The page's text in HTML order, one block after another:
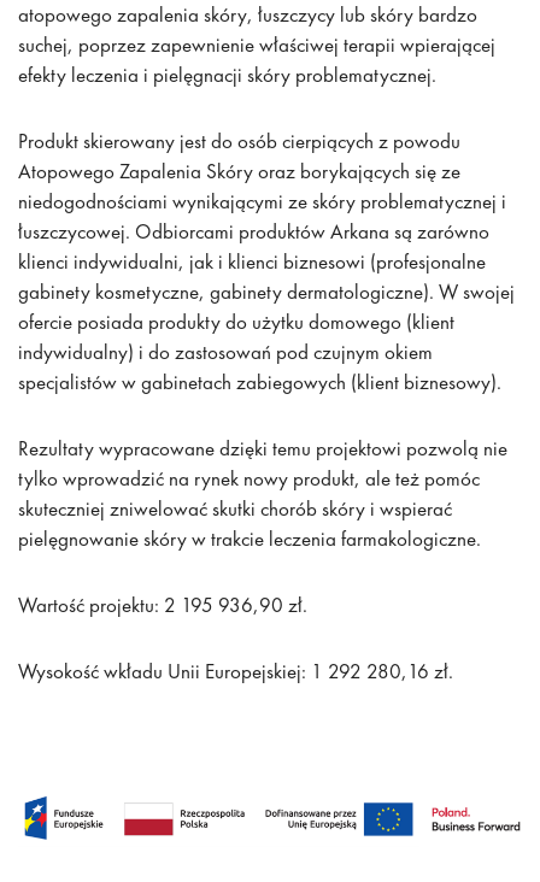
atopowego zapalenia skóry, łuszczycy lub skóry bardzo
suchej, poprzez zapewnienie właściwej terapii wpierającej
efekty leczenia i pielęgnacji skóry problematycznej.
Produkt skierowany jest do osób cierpiących z powodu
Atopowego Zapalenia Skóry oraz borykających się ze
niedogodnościami wynikającymi ze skóry problematycznej i
łuszczycowej. Odbiorcami produktów Arkana są zarówno
klienci indywidualni, jak i klienci biznesowi (profesjonalne
gabinety kosmetyczne, gabinety dermatologiczne). W swojej
ofercie posiada produkty do użytku domowego (klient
indywidualny) i do zastosowań pod czujnym okiem
specjalistów w gabinetach zabiegowych (klient biznesowy).
Rezultaty wypracowane dzięki temu projektowi pozwolą nie
tylko wprowadzić na rynek nowy produkt, ale też pomóc
skuteczniej zniwelować skutki chorób skóry i wspierać
pielęgnowanie skóry w trakcie leczenia farmakologiczne.
Wartość projektu: 2 195 936,90 zł.
Wysokość wkładu Unii Europejskiej: 1 292 280,16 zł.